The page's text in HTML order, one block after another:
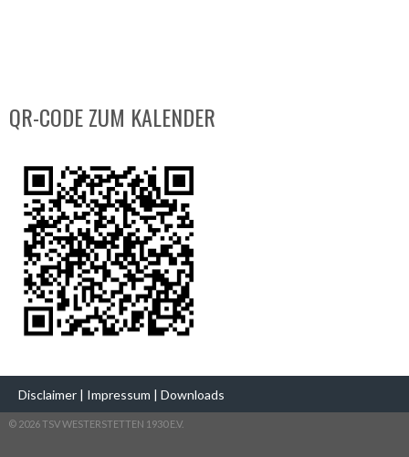
QR-CODE ZUM KALENDER
Disclaimer | Impressum | Downloads
© 2026 TSV WESTERSTETTEN 1930 E.V.